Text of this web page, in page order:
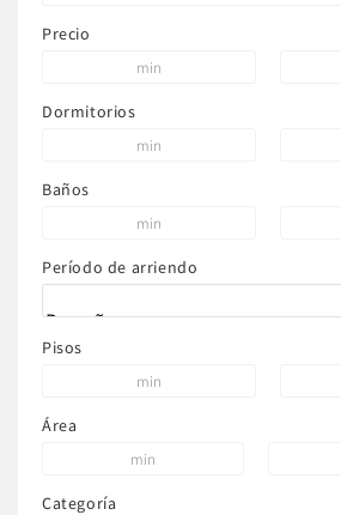
Precio
Dormitorios
Baños
Período de arriendo
Pisos
Área
Categoría